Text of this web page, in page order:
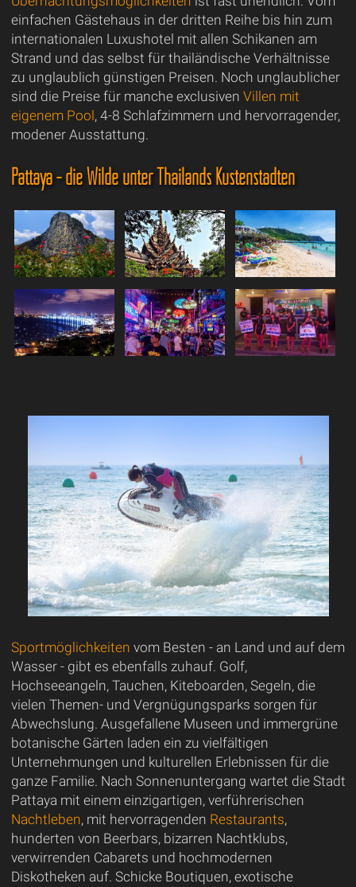
einfachen Gästehaus in der dritten Reihe bis hin zum
internationalen Luxushotel mit allen Schikanen am
Strand und das selbst für thailändische Verhältnisse
zu unglaublich günstigen Preisen. Noch unglaublicher
sind die Preise für manche exclusiven Villen mit
eigenem Pool , 4-8 Schlafzimmern und hervorragender,
modener Ausstattung.
Pattaya - die Wilde unter Thailands Küstenstädten
Sportmöglichkeiten vom Besten - an Land und auf dem
Wasser - gibt es ebenfalls zuhauf. Golf,
Hochseeangeln, Tauchen, Kiteboarden, Segeln, die
vielen Themen- und Vergnügungsparks sorgen für
Abwechslung. Ausgefallene Museen und immergrüne
botanische Gärten laden ein zu vielfältigen
Unternehmungen und kulturellen Erlebnissen für die
ganze Familie. Nach Sonnenuntergang wartet die Stadt
Pattaya mit einem einzigartigen, verführerischen
Nachtleben, mit hervorragenden Restaurants,
hunderten von Beerbars, bizarren Nachtklubs,
verwirrenden Cabarets und hochmodernen
Diskotheken auf. Schicke Boutiquen, exotische